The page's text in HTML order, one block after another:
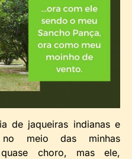
de jaqueiras indianas e
no meio das minhas
choro, mas ele,